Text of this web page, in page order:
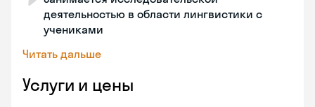
деятельностью в области лингвистики с
учениками
Читать дальше
Услуги и цены